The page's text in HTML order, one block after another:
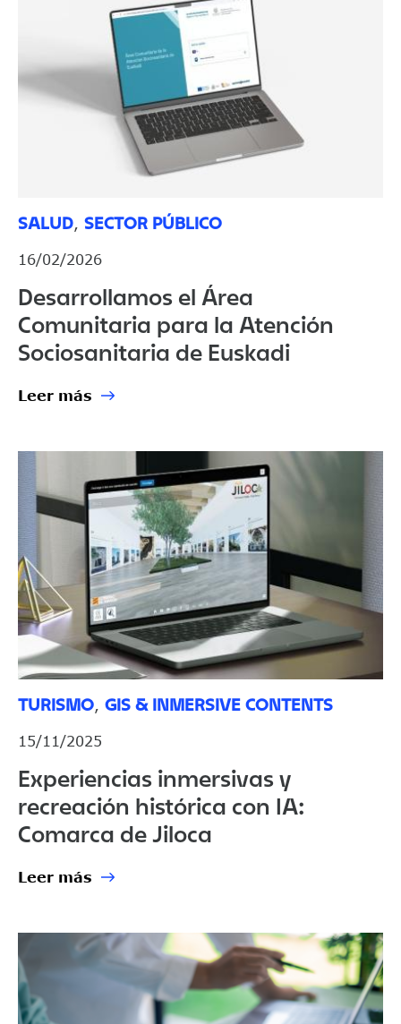
SALUD, SECTOR PÚBLICO
16/02/2026
Desarrollamos el Área
Comunitaria para la Atención
Sociosanitaria de Euskadi
Leer más
TURISMO, GIS & INMERSIVE CONTENTS
15/11/2025
Experiencias inmersivas y
recreación histórica con IA:
Comarca de Jiloca
Leer más